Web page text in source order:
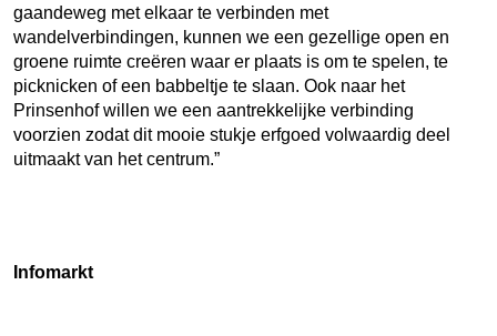
gaandeweg met elkaar te verbinden met
wandelverbindingen, kunnen we een gezellige open en
groene ruimte creëren waar er plaats is om te spelen, te
picknicken of een babbeltje te slaan. Ook naar het
Prinsenhof willen we een aantrekkelijke verbinding
voorzien zodat dit mooie stukje erfgoed volwaardig deel
uitmaakt van het centrum.”
Infomarkt